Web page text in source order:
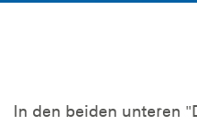
In den beiden unteren